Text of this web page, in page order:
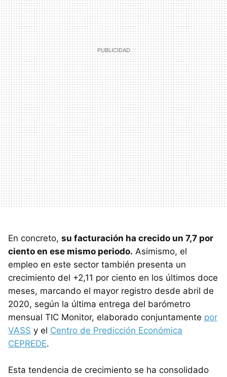
En concreto, su facturación ha crecido un 7,7 por
ciento en ese mismo periodo. Asimismo, el
empleo en este sector también presenta un
crecimiento del +2,11 por ciento en los últimos doce
meses, marcando el mayor registro desde abril de
2020, según la última entrega del barómetro
mensual TIC Monitor, elaborado conjuntamente por
VASS y el Centro de Predicción Económica
CEPREDE.
Esta tendencia de crecimiento se ha consolidado